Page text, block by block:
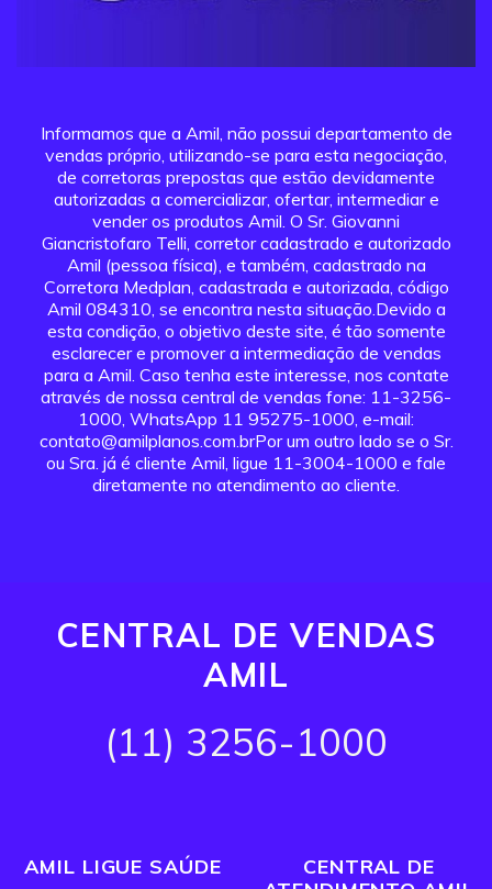
Informamos que a Amil, não possui departamento de
vendas próprio, utilizando-se para esta negociação,
de corretoras prepostas que estão devidamente
autorizadas a comercializar, ofertar, intermediar e
vender os produtos Amil. O Sr. Giovanni
Giancristofaro Telli, corretor cadastrado e autorizado
Amil (pessoa física), e também, cadastrado na
Corretora Medplan, cadastrada e autorizada, código
Amil 084310, se encontra nesta situação.Devido a
esta condição, o objetivo deste site, é tão somente
esclarecer e promover a intermediação de vendas
para a Amil. Caso tenha este interesse, nos contate
através de nossa central de vendas fone: 11-3256-
1000, WhatsApp 11 95275-1000, e-mail:
contato@amilplanos.com.brPor um outro lado se o Sr.
ou Sra. já é cliente Amil, ligue 11-3004-1000 e fale
diretamente no atendimento ao cliente.
CENTRAL DE VENDAS
AMIL
(11) 3256-1000
AMIL LIGUE SAÚDE
CENTRAL DE